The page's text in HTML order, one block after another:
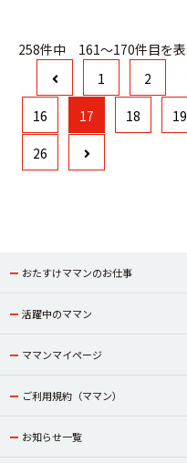
258件中 161～170件目を表
1
2
16 17 18 19
26
おたすけママンのお仕事
活躍中のママン
ママンマイページ
ご利用規約（ママン）
お知らせ一覧